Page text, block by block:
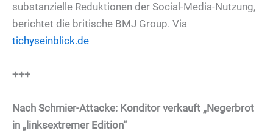
substanzielle Reduktionen der Social-Media-Nutzung,
berichtet die britische BMJ Group. Via
tichyseinblick.de
+++
Nach Schmier-Attacke: Konditor verkauft „Negerbrot
in „linksextremer Edition“